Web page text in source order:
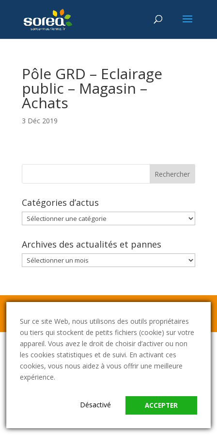
Pôle GRD – Eclairage
public – Magasin –
Achats
3 Déc 2019
Catégories d’actus
Catégories
d’actus
Archives des actualités et pannes
Archives
des
pannes
Pepper|Mentions Légales
Sur ce site Web, nous utilisons des outils propriétaires
ou tiers qui stockent de petits fichiers (cookie) sur votre
appareil. Vous avez le droit de choisir d’activer ou non
les cookies statistiques et de suivi. En activant ces
cookies, vous nous aidez à vous offrir une meilleure
expérience.
ACCEPTER
Désactivé